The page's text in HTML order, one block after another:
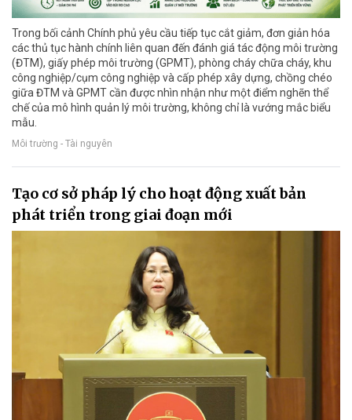
Trong bối cảnh Chính phủ yêu cầu tiếp tục cắt giảm, đơn giản hóa
các thủ tục hành chính liên quan đến đánh giá tác động môi trường
(ĐTM), giấy phép môi trường (GPMT), phòng cháy chữa cháy, khu
công nghiệp/cụm công nghiệp và cấp phép xây dựng, chồng chéo
giữa ĐTM và GPMT cần được nhìn nhận như một điểm nghẽn thể
chế của mô hình quản lý môi trường, không chỉ là vướng mắc biểu
mẫu.
Môi trường - Tài nguyên
Tạo cơ sở pháp lý cho hoạt động xuất bản
phát triển trong giai đoạn mới